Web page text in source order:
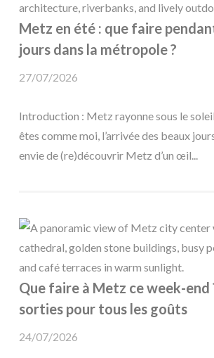
Metz en été : que faire
jours dans la métropole ?
27/07/2026
Introduction : Metz rayonne sous le soleil
êtes comme moi, l’arrivée des beaux
envie de (re)découvrir Metz d’un œil...
Que faire à Metz ce week-end
sorties pour tous les goûts
24/07/2026